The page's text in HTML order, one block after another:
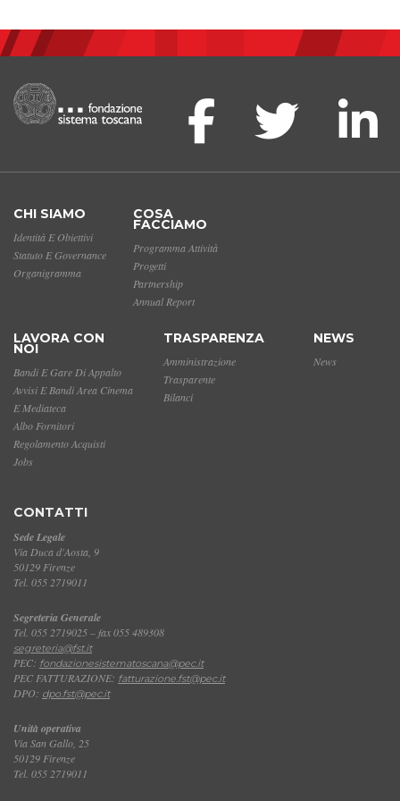
CHI SIAMO
Identità E Obiettivi
Statuto E Governance
Organigramma
COSA
FACCIAMO
Programma Attività
Progetti
Partnership
Annual Report
LAVORA CON
NOI
Bandi E Gare Di Appalto
Avvisi E Bandi Area Cinema
E Mediateca
Albo Fornitori
Regolamento Acquisti
Jobs
TRASPARENZA
Amministrazione
Trasparente
Bilanci
NEWS
News
CONTATTI
Sede Legale
Via Duca d'Aosta, 9
50129 Firenze
Tel. 055 2719011
Segreteria Generale
Tel. 055 2719025 – fax 055 489308
segreteria@fst.it
PEC: fondazionesistematoscana@pec.it
PEC FATTURAZIONE: fatturazione.fst@pec.it
DPO: dpo.fst@pec.it
Unità operativa
Via San Gallo, 25
50129 Firenze
Tel. 055 2719011